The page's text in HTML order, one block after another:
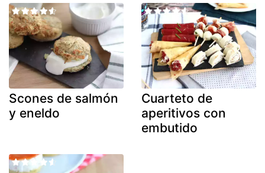
Scones de salmón
y eneldo
Cuarteto de
aperitivos con
embutido